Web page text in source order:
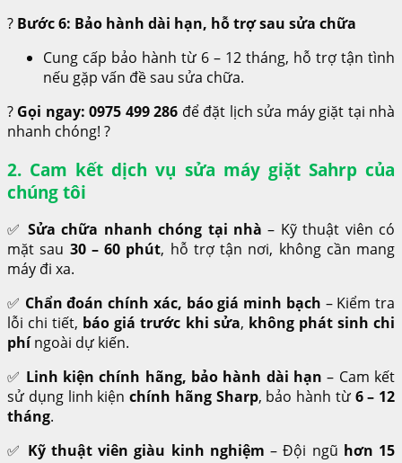
? Bước 6: Bảo hành dài hạn, hỗ trợ sau sửa chữa
Cung cấp bảo hành từ 6 – 12 tháng, hỗ trợ tận tình
nếu gặp vấn đề sau sửa chữa.
? Gọi ngay: 0975 499 286 để đặt lịch sửa máy giặt tại nhà
nhanh chóng! ?
2. Cam kết dịch vụ sửa máy giặt Sahrp của
chúng tôi
✅ Sửa chữa nhanh chóng tại nhà – Kỹ thuật viên có
mặt sau 30 – 60 phút, hỗ trợ tận nơi, không cần mang
máy đi xa.
✅ Chẩn đoán chính xác, báo giá minh bạch – Kiểm tra
lỗi chi tiết, báo giá trước khi sửa, không phát sinh chi
phíngoài dự kiến.
✅ Linh kiện chính hãng, bảo hành dài hạn – Cam kết
sử dụng linh kiện chính hãng Sharp, bảo hành từ 6 – 12
tháng.
✅ Kỹ thuật viên giàu kinh nghiệm – Đội ngũ hơn 15